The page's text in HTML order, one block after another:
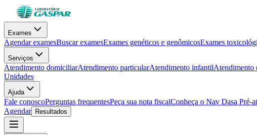
Exames
Agendar examesBuscar examesExames genéticos e genômicosExames
Serviços
Atendimento domiciliarAtendimento particularAtendimento infantilAtendimento
Unidades
Ajuda
Fale conoscoPerguntas frequentesPeça sua nota fiscalConheça o Nav Dasa Pré-
Agendar
Resultados